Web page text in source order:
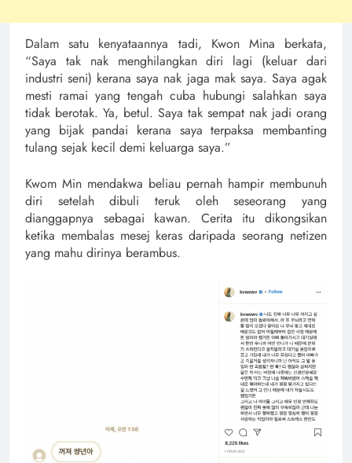
Dalam satu kenyataannya tadi, Kwon Mina berkata,
“Saya tak nak menghilangkan diri lagi (keluar dari
industri seni) kerana saya nak jaga mak saya. Saya agak
mesti ramai yang tengah cuba hubungi salahkan saya
tidak berotak. Ya, betul. Saya tak sempat nak jadi orang
yang bijak pandai kerana saya terpaksa membanting
tulang sejak kecil demi keluarga saya.”
Kwom Min mendakwa beliau pernah hampir membunuh
diri setelah dibuli teruk oleh seseorang yang
dianggapnya sebagai kawan. Cerita itu dikongsikan
ketika membalas mesej keras daripada seorang netizen
yang mahu dirinya berambus.